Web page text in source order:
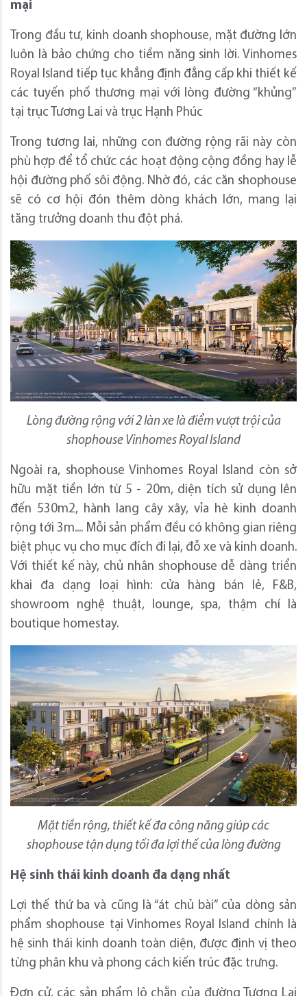
mại
Trong đầu tư, kinh doanh shophouse, mặt đường lớn
luôn là bảo chứng cho tiềm năng sinh lời. Vinhomes
Royal Island tiếp tục khẳng định đẳng cấp khi thiết kế
các tuyến phố thương mại với lòng đường “khủng”
tại trục Tương Lai và trục Hạnh Phúc
Trong tương lai, những con đường rộng rãi này còn
phù hợp để tổ chức các hoạt động cộng đồng hay lễ
hội đường phố sôi động. Nhờ đó, các căn shophouse
sẽ có cơ hội đón thêm dòng khách lớn, mang lại
tăng trưởng doanh thu đột phá.
Lòng đường rộng với 2 làn xe là điểm vượt trội của
shophouse Vinhomes Royal Island
Ngoài ra, shophouse Vinhomes Royal Island còn sở
hữu mặt tiền lớn từ 5 - 20m, diện tích sử dụng lên
đến 530m2, hành lang cây xây, vỉa hè kinh doanh
rộng tới 3m.... Mỗi sản phẩm đều có không gian riêng
biệt phục vụ cho mục đích đi lại, đỗ xe và kinh doanh.
Với thiết kế này, chủ nhân shophouse dễ dàng triển
khai đa dạng loại hình: cửa hàng bán lẻ, F&B,
showroom nghệ thuật, lounge, spa, thậm chí là
boutique homestay.
Mặt tiền rộng, thiết kế đa công năng giúp các
shophouse tận dụng tối đa lợi thế của lòng đường
Hệ sinh thái kinh doanh đa dạng nhất
Lợi thế thứ ba và cũng là “át chủ bài” của dòng sản
phẩm shophouse tại Vinhomes Royal Island chính là
hệ sinh thái kinh doanh toàn diện, được định vị theo
từng phân khu và phong cách kiến trúc đặc trưng.